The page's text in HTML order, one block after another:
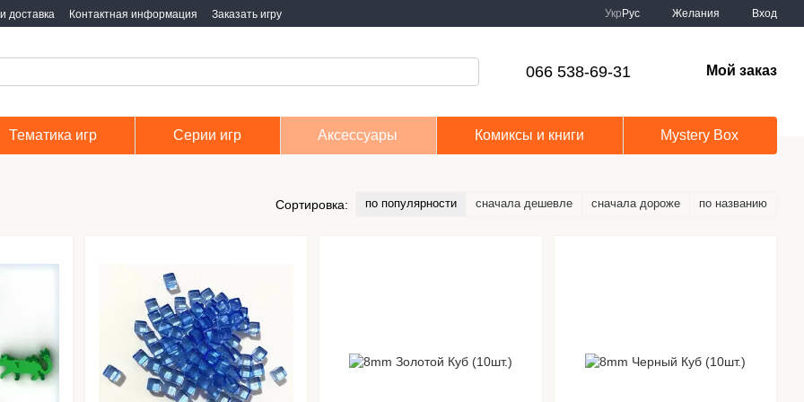
доставка Контактная информация Заказать игру Укр Рус Желания Вход
066 538-69-31 Мой заказ
Тематика игр Серии игр Аксессуары Комиксы и книги Mystery Box
Сортировка: по популярности сначала дешевле сначала дороже по названию